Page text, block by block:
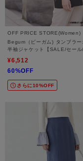
OFF PRICE STORE(Women)
Begum（ビーガム) タンブラー
半袖ジャケット【SALE/セール/
勤】
¥6,512
60%OFF
さらに10%OFF